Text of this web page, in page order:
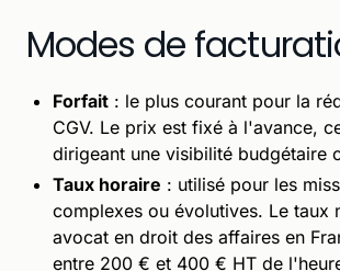
Modes de
Forfait : le plus courant pour la
CGV. Le prix est fixé à l'avance,
dirigeant une visibilité budgétaire
Taux horaire : utilisé pour les
complexes ou évolutives. Le taux
avocat en droit des affaires en
entre 200 € et 400 € HT de